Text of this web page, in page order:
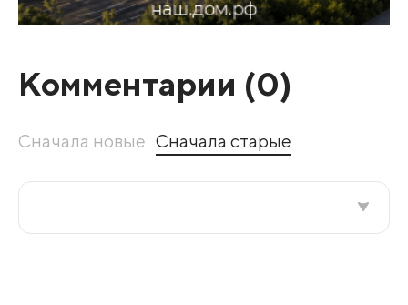
Комментарии (0)
Сначала новые Сначала старые